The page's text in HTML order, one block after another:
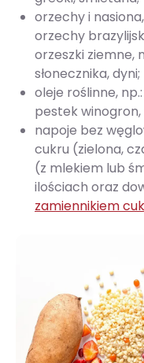
orzechy i
orzechy
orzeszki ziemne,
słonecznika, dyni;
oleje roślinne,
pestek
napoje bez
cukru (zielona,
(z mlekiem lub
ilościach oraz
zamiennikiem